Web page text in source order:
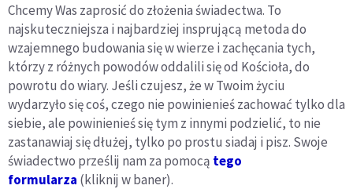
Chcemy Was zaprosić do złożenia świadectwa. To
najskuteczniejsza i najbardziej insprującą metoda do
wzajemnego budowania się w wierze i zachęcania tych,
którzy z różnych powodów oddalili się od Kościoła, do
powrotu do wiary. Jeśli czujesz, że w Twoim życiu
wydarzyło się coś, czego nie powinienieś zachować tylko dla
siebie, ale powinienieś się tym z innymi podzielić, to nie
zastanawiaj się dłużej, tylko po prostu siadaj i pisz. Swoje
świadectwo prześlij nam za pomocą tego
formularza (kliknij w baner).